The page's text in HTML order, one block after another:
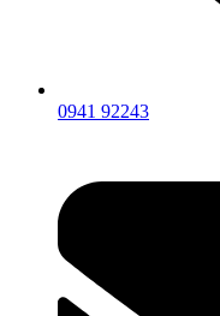
0941 92243